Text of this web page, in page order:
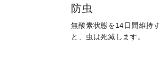
防虫
無酸素状態を14日間維持
と、虫は死滅します。